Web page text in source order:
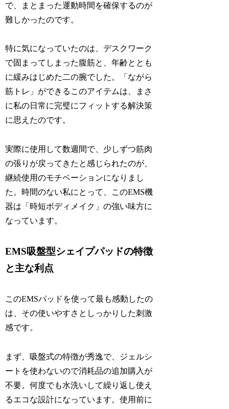
で、まとまった運動時間を確保するのが
難しかったのです。
特に気になっていたのは、デスクワーク
で固まってしまった腹筋と、年齢ととも
に緩みはじめた二の腕でした。「ながら
筋トレ」ができるこのアイテムは、まさ
に私の日常に完璧にフィットする解決策
に思えたのです。
実際に使用して数週間で、少しずつ筋肉
の張りが戻ってきたと感じられたのが、
継続使用のモチベーションになりまし
た。時間のない私にとって、このEMS機
器は「時短ボディメイク」の強い味方に
なっています。
EMS吸盤型シェイプパッドの特徴
と主な利点
このEMSパッドを使って最も感動したの
は、その使いやすさとしっかりした刺激
感です。
まず、吸盤式の特徴が秀逸で、ジェルシ
ートを使わないので消耗品の追加購入が
不要。何度でも水洗いして繰り返し使え
るエコな設計になっています。使用前に